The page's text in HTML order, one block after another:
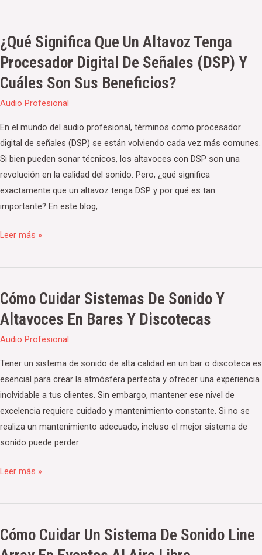
¿Qué Significa Que Un Altavoz Tenga
Procesador Digital De Señales (DSP) Y
Cuáles Son Sus Beneficios?
Audio Profesional
En el mundo del audio profesional, términos como procesador
digital de señales (DSP) se están volviendo cada vez más comunes.
Si bien pueden sonar técnicos, los altavoces con DSP son una
revolución en la calidad del sonido. Pero, ¿qué significa
exactamente que un altavoz tenga DSP y por qué es tan
importante? En este blog,
¿Qué
significa
que
un
altavoz
digital
cuáles
Leer más »
Cómo Cuidar Sistemas De Sonido Y
Altavoces En Bares Y Discotecas
Audio Profesional
Tener un sistema de sonido de alta calidad en un bar o discoteca es
esencial para crear la atmósfera perfecta y ofrecer una experiencia
inolvidable a tus clientes. Sin embargo, mantener ese nivel de
excelencia requiere cuidado y mantenimiento constante. Si no se
realiza un mantenimiento adecuado, incluso el mejor sistema de
sonido puede perder
Cómo
cuidar
sistemas
de
sonido
y
altavoces
en
bares
y
Leer más »
Cómo Cuidar Un Sistema De Sonido Line
Cómo
cuidar